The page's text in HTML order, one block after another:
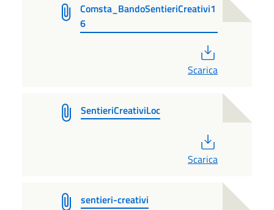
Comsta_BandoSentieriCreativi1
6
Scarica
SentieriCreativiLoc
Scarica
sentieri-creativi